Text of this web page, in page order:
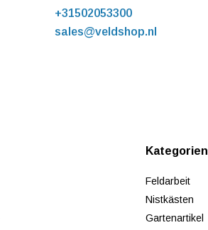
+31502053300
sales@veldshop.nl
Kategorien
Feldarbeit
Nistkästen
Gartenartikel